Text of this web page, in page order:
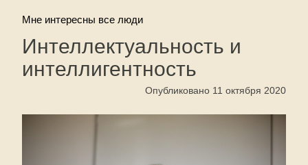
Мне интересны все люди
Интеллектуальность и
интеллигентность
Опубликовано 11 октября 2020